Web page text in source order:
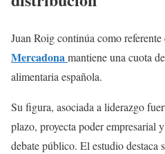
Juan Roig continúa como
Mercadonamantiene una cuota
alimentaria española.
Su figura, asociada a liderazgo
plazo, proyecta poder empresarial
debate público. El estudio destaca